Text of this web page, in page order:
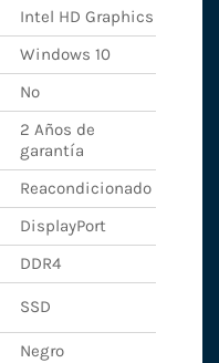
Intel HD Graphics
Windows 10
No
2 Años de
garantía
Reacondicionado
DisplayPort
DDR4
SSD
Negro